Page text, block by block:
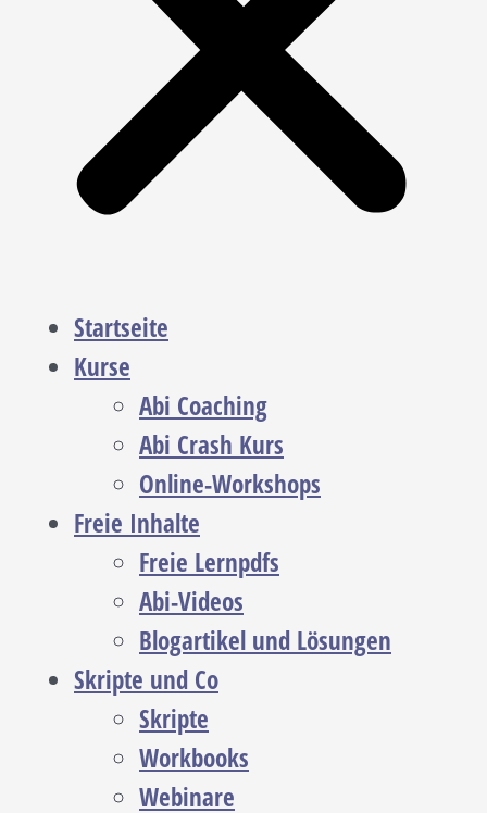
Startseite
Kurse
Abi Coaching
Abi Crash Kurs
Online-Workshops
Freie Inhalte
Freie Lernpdfs
Abi-Videos
Blogartikel und Lösungen
Skripte und Co
Skripte
Workbooks
Webinare